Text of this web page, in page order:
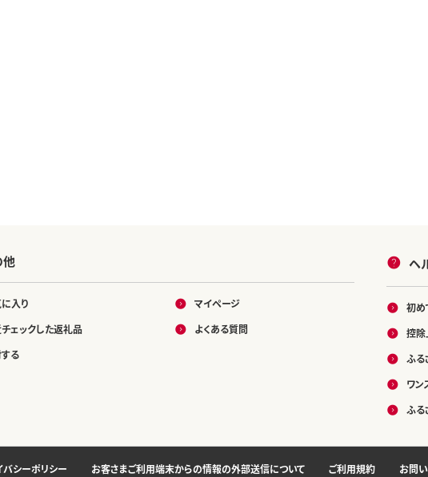
他
入り
ェックした返礼品
る
マイページ
よくある質問
ヘ
初め
控除
ふる
ワン
ふる
バシーポリシー お客さまご利用端末からの情報の外部送信について ご利用規約 お問